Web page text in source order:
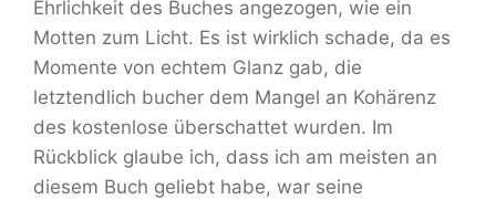
Ehrlichkeit des Buches angezogen, wie ein
Motten zum Licht. Es ist wirklich schade, da es
Momente von echtem Glanz gab, die
letztendlich bucher dem Mangel an Kohärenz
des kostenlose überschattet wurden. Im
Rückblick glaube ich, dass ich am meisten an
diesem Buch geliebt habe, war seine